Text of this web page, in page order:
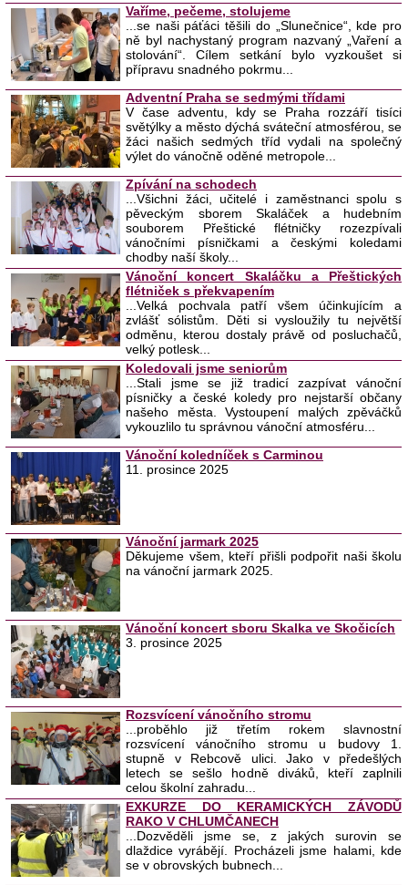
Vaříme, pečeme, stolujeme
...se naši páťáci těšili do „Slunečnice“, kde pro
ně byl nachystaný program nazvaný „Vaření a
stolování“. Cílem setkání bylo vyzkoušet si
přípravu snadného pokrmu...
Adventní Praha se sedmými třídami
V čase adventu, kdy se Praha rozzáří tisíci
světýlky a město dýchá sváteční atmosférou, se
žáci našich sedmých tříd vydali na společný
výlet do vánočně oděné metropole...
Zpívání na schodech
...Všichni žáci, učitelé i zaměstnanci spolu s
pěveckým sborem Skaláček a hudebním
souborem Přeštické flétničky rozezpívali
vánočními písničkami a českými koledami
chodby naší školy...
Vánoční koncert Skaláčku a Přeštických
flétniček s překvapením
...Velká pochvala patří všem účinkujícím a
zvlášť sólistům. Děti si vysloužily tu největší
odměnu, kterou dostaly právě od posluchačů,
velký potlesk...
Koledovali jsme seniorům
...Stali jsme se již tradicí zazpívat vánoční
písničky a české koledy pro nejstarší občany
našeho města. Vystoupení malých zpěváčků
vykouzlilo tu správnou vánoční atmosféru...
Vánoční koledníček s Carminou
11. prosince 2025
Vánoční jarmark 2025
Děkujeme všem, kteří přišli podpořit naši školu
na vánoční jarmark 2025.
Vánoční koncert sboru Skalka ve Skočicích
3. prosince 2025
Rozsvícení vánočního stromu
...proběhlo již třetím rokem slavnostní
rozsvícení vánočního stromu u budovy 1.
stupně v Rebcově ulici. Jako v předešlých
letech se sešlo hodně diváků, kteří zaplnili
celou školní zahradu...
EXKURZE DO KERAMICKÝCH ZÁVODŮ
RAKO V CHLUMČANECH
...Dozvěděli jsme se, z jakých surovin se
dlaždice vyrábějí. Procházeli jsme halami, kde
se v obrovských bubnech...